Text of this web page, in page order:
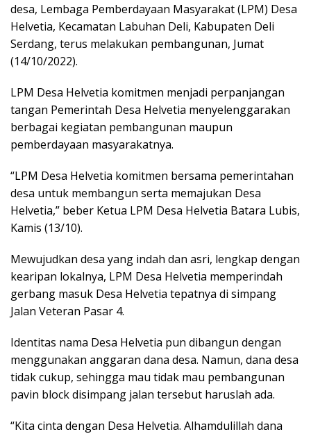
desa, Lembaga Pemberdayaan Masyarakat (LPM) Desa
Helvetia, Kecamatan Labuhan Deli, Kabupaten Deli
Serdang, terus melakukan pembangunan, Jumat
(14/10/2022).
LPM Desa Helvetia komitmen menjadi perpanjangan
tangan Pemerintah Desa Helvetia menyelenggarakan
berbagai kegiatan pembangunan maupun
pemberdayaan masyarakatnya.
“LPM Desa Helvetia komitmen bersama pemerintahan
desa untuk membangun serta memajukan Desa
Helvetia,” beber Ketua LPM Desa Helvetia Batara Lubis,
Kamis (13/10).
Mewujudkan desa yang indah dan asri, lengkap dengan
kearipan lokalnya, LPM Desa Helvetia memperindah
gerbang masuk Desa Helvetia tepatnya di simpang
Jalan Veteran Pasar 4.
Identitas nama Desa Helvetia pun dibangun dengan
menggunakan anggaran dana desa. Namun, dana desa
tidak cukup, sehingga mau tidak mau pembangunan
pavin block disimpang jalan tersebut haruslah ada.
“Kita cinta dengan Desa Helvetia. Alhamdulillah dana